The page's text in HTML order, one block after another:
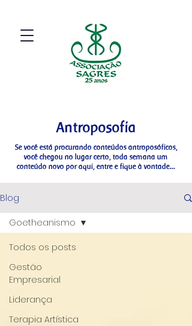
Antroposofia
Se você está procurando conteúdos antroposóficos,
você chegou no lugar certo, toda semana um
conteúdo novo por aqui, entre e fique à vontade...
Blog
Todos os posts
Gestão
Empresarial
Liderança
Terapia Artística
Goetheanismo